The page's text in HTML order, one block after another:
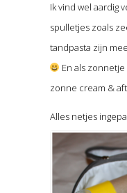
Ik vind wel aardig
spulletjes zoals
tandpasta zijn
En als
zonne cream &
Alles netjes